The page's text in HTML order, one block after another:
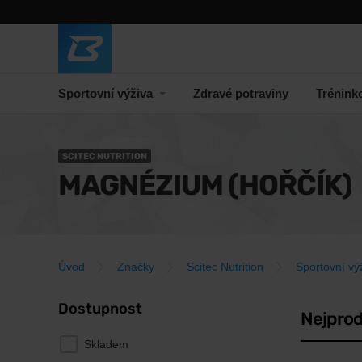
Sportovní výživa Zdravé potraviny
SCITEC NUTRITION
MAGNÉZIUM (HOŘČÍK)
Úvod Značky Scitec Nutrition Sportovní
Dostupnost
Skladem